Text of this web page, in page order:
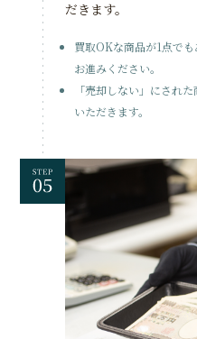
だきます。
買取OKな商品が1点でも
お進みください。
「売却しない」にされ
いただきます。